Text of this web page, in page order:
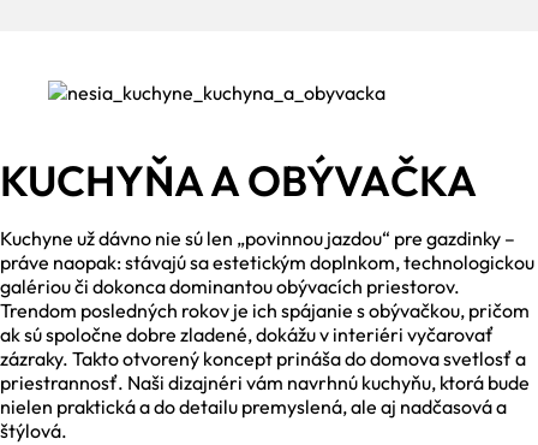
KUCHYŇA A OBÝVAČKA
Kuchyne už dávno nie sú len „povinnou jazdou“ pre gazdinky –
práve naopak: stávajú sa estetickým doplnkom, technologickou
galériou či dokonca dominantou obývacích priestorov.
Trendom posledných rokov je ich spájanie s obývačkou, pričom
ak sú spoločne dobre zladené, dokážu v interiéri vyčarovať
zázraky. Takto otvorený koncept prináša do domova svetlosť a
priestrannosť. Naši dizajnéri vám navrhnú kuchyňu, ktorá bude
nielen praktická a do detailu premyslená, ale aj nadčasová a
štýlová.